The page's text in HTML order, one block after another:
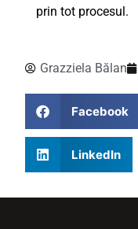
prin tot procesul.
Grazziela Bălan
Facebook
LinkedIn